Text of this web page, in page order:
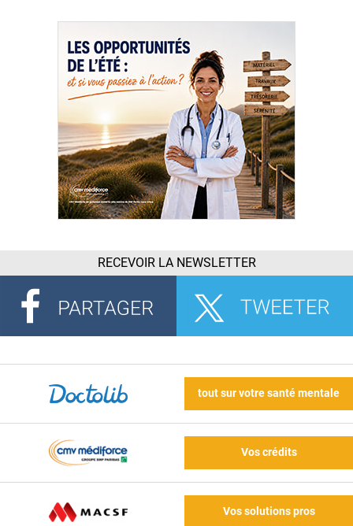
RECEVOIR LA NEWSLETTER
tout sur votre santé mentale
Vos crédits
Vos solutions pros